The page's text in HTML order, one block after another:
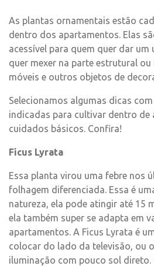
As plantas ornamentais estão
dentro dos apartamentos. Elas
acessível para quem quer dar um
quer mexer na parte estrutural
móveis e outros objetos de
Selecionamos algumas dicas
indicadas para cultivar dentro de
cuidados básicos. Confira!
Ficus Lyrata
Essa planta virou uma febre nos
folhagem diferenciada. Essa é
natureza, ela pode atingir até 15
ela também super se adapta em
apartamentos. A Ficus Lyrata é
colocar do lado da televisão, ou
iluminação com pouco sol direto.